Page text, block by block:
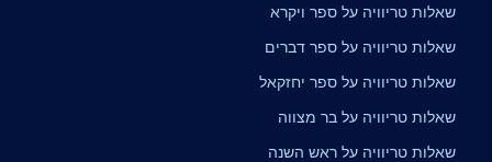
שאלות טריוויה על ספר ויקרא
שאלות טריוויה על ספר דברים
שאלות טריוויה על ספר יחזקאל
שאלות טריוויה על בר מצווה
שאלות טריוויה על ראש השנה